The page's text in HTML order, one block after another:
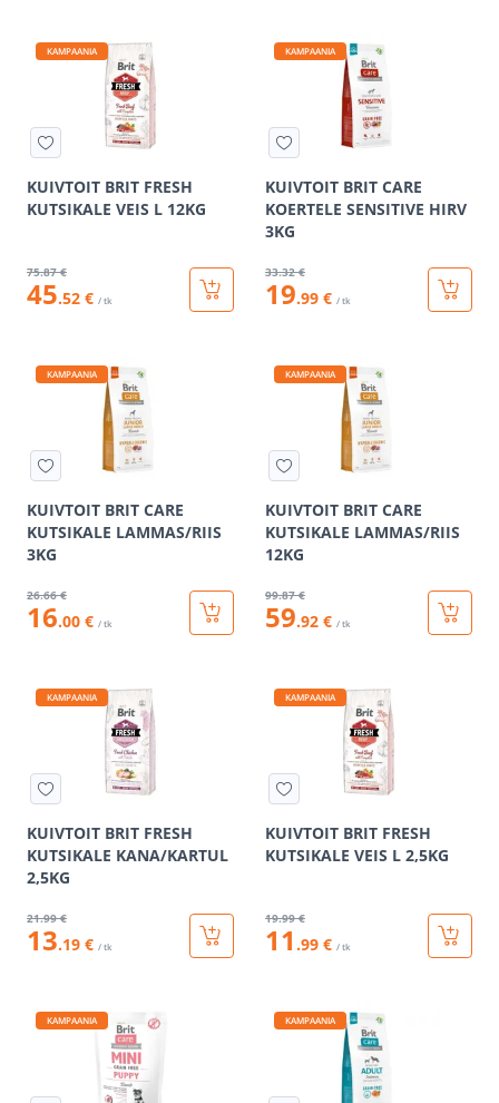
KAMPAANIA
KUIVTOIT BRIT FRESH
KUTSIKALE VEIS L 12KG
75.87 €
45.52 € / tk
KAMPAANIA
KUIVTOIT BRIT CARE
KOERTELE SENSITIVE HIRV
3KG
33.32 €
19.99 € / tk
KAMPAANIA
KUIVTOIT BRIT CARE
KUTSIKALE LAMMAS/RIIS
3KG
26.66 €
16.00 € / tk
KAMPAANIA
KUIVTOIT BRIT CARE
KUTSIKALE LAMMAS/RIIS
12KG
99.87 €
59.92 € / tk
KAMPAANIA
KUIVTOIT BRIT FRESH
KUTSIKALE KANA/KARTUL
2,5KG
21.99 €
13.19 € / tk
KAMPAANIA
KUIVTOIT BRIT FRESH
KUTSIKALE VEIS L 2,5KG
19.99 €
11 .99 € / tk
KAMPAANIA KAMPAANIA